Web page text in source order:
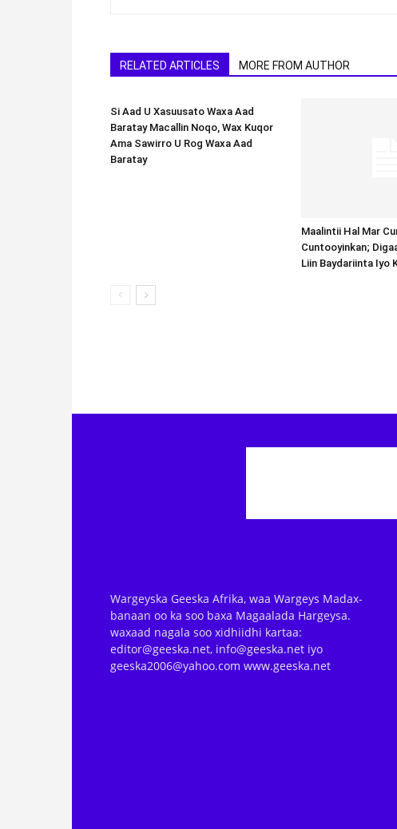
RELATED ARTICLES MORE FROM AUTHOR
Si Aad U Xasuusato Waxa Aad
Baratay Macallin Noqo, Wax Kuqor
Ama Sawirro U Rog Waxa Aad
Baratay
Maalintii Hal Mar
Cuntooyinkan;
Liin Baydariinta Iyo
Wargeyska Geeska Afrika, waa Wargeys Madax-
banaan oo ka soo baxa Magaalada Hargeysa.
waxaad nagala soo xidhiidhi kartaa:
editor@geeska.net, info@geeska.net iyo
geeska2006@yahoo.com www.geeska.net